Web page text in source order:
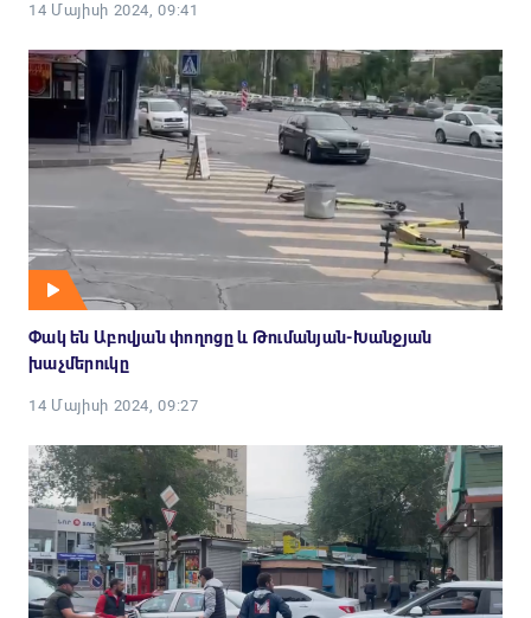
14 Մայիսի 2024, 09:41
Փակ են Աբովյան փողոցը և Թումանյան-Խանջյան
խաչմերուկը
14 Մայիսի 2024, 09:27